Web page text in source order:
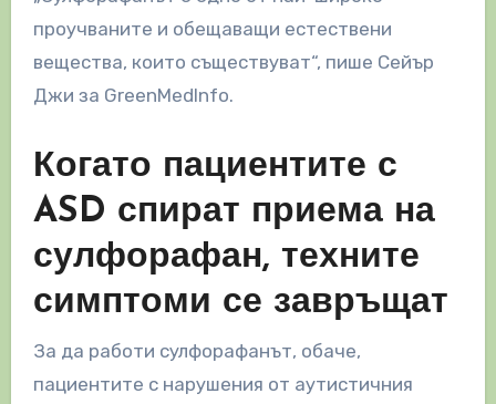
проучваните и обещаващи естествени
вещества, които съществуват“, пише Сейър
Джи за GreenMedInfo.
Когато пациентите с
ASD спират приема на
сулфорафан, техните
симптоми се завръщат
За да работи сулфорафанът, обаче,
пациентите с нарушения от аутистичния